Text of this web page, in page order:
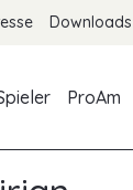
Downloads
ProAm